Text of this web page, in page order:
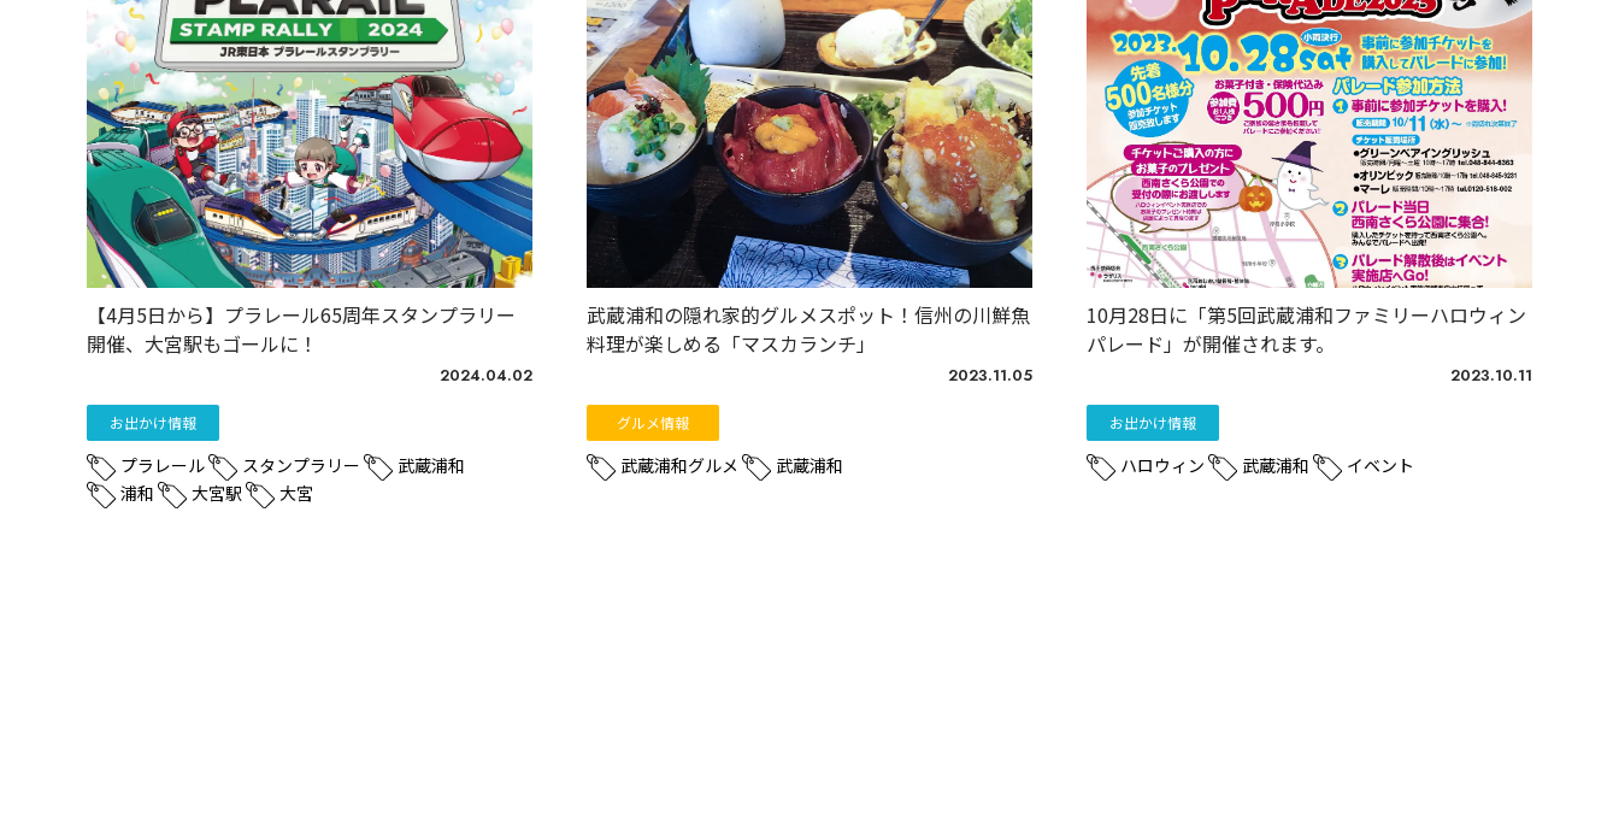
【4月5日から】プラレール65周年スタンプラリー
開催、大宮駅もゴールに！
2024.04.02
お出かけ情報
プラレール スタンプラリー
武蔵浦和
浦和
大宮駅 大宮
武蔵浦和の隠れ家的グルメスポット！信州の川鮮魚
料理が楽しめる「マスカランチ」
2023.11.05
グルメ情報
武蔵浦和グルメ 武蔵浦和
10月28日に「第5回武蔵浦和ファミリーハロウィン
パレード」が開催されます。
2023.10.11
お出かけ情報
ハロウィン 武蔵浦和 イベント